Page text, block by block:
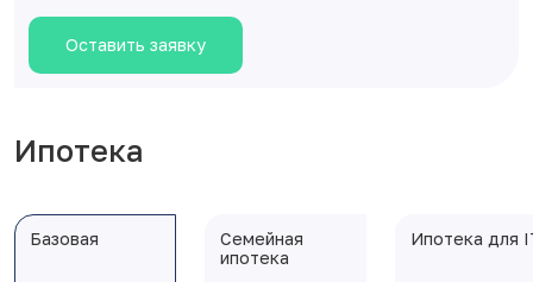
Оставить заявку
Ипотека
Базовая
Семейная
ипотека
Ипотека для